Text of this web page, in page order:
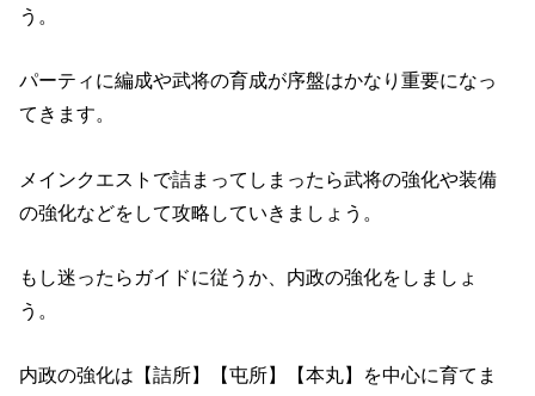
う。
パーティに編成や武将の育成が序盤はかなり重要になっ
てきます。
メインクエストで詰まってしまったら武将の強化や装備
の強化などをして攻略していきましょう。
もし迷ったらガイドに従うか、内政の強化をしましょ
う。
内政の強化は【詰所】【屯所】【本丸】を中心に育てま